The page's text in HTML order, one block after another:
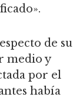
de su
medio y
por el
había